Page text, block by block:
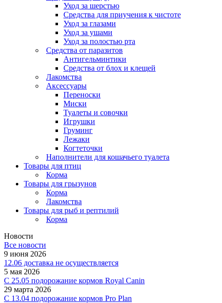
Уход за шерстью
Средства для приучения к чистоте
Уход за глазами
Уход за ушами
Уход за полостью рта
Средства от паразитов
Антигельминтики
Средства от блох и клещей
Лакомства
Аксессуары
Переноски
Миски
Туалеты и совочки
Игрушки
Груминг
Лежаки
Когтеточки
Наполнители для кошачьего туалета
Товары для птиц
Корма
Товары для грызунов
Корма
Лакомства
Товары для рыб и рептилий
Корма
Новости
Все новости
9 июня 2026
12.06 доставка не осуществляется
5 мая 2026
C 25.05 подорожание кормов Royal Canin
29 марта 2026
С 13.04 подорожание кормов Pro Plan